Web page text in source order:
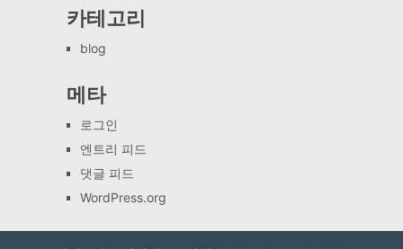
카테고리
blog
메타
로그인
엔트리 피드
댓글 피드
WordPress.org